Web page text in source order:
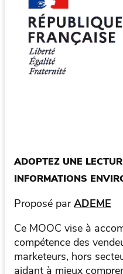
ADOPTEZ UNE
INFORMATIONS
Proposé parADEME
Ce MOOC vise à
compétence des
marketeurs, hors
aidant à mieux